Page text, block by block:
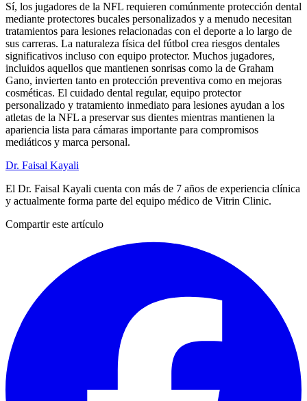
Sí, los jugadores de la NFL requieren comúnmente protección dental
mediante protectores bucales personalizados y a menudo necesitan
tratamientos para lesiones relacionadas con el deporte a lo largo de
sus carreras. La naturaleza física del fútbol crea riesgos dentales
significativos incluso con equipo protector. Muchos jugadores,
incluidos aquellos que mantienen sonrisas como la de Graham
Gano, invierten tanto en protección preventiva como en mejoras
cosméticas. El cuidado dental regular, equipo protector
personalizado y tratamiento inmediato para lesiones ayudan a los
atletas de la NFL a preservar sus dientes mientras mantienen la
apariencia lista para cámaras importante para compromisos
mediáticos y marca personal.
Dr. Faisal Kayali
El Dr. Faisal Kayali cuenta con más de 7 años de experiencia clínica
y actualmente forma parte del equipo médico de Vitrin Clinic.
Compartir este artículo